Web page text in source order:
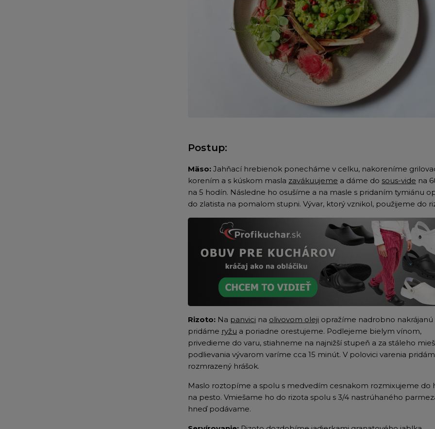
Postup:
Mäso: Jahňací hrebienok ponecháme v celku, nakoreníme
korením a s kúskom masla zavákuujeme a dáme do sous-vide na
na 5 hodín. Následne ho osušíme a na masle s pridaním tymiánu
do zlatista na pomalom stupni. Vývar, ktorý vznikol, použijeme do
Rizoto: Na panvici na olivovom oleji opražíme nadrobno nakrájanú
pridáme ryžu a poriadne orestujeme. Podlejeme bielym vínom,
privedieme do varu, stiahneme na najnižší stupeň a za stáleho
podlievania vývarom varíme cca 15 minút. V polovici varenia
rozmrazený hrášok.
Maslo roztopíme a spolu s medvedím cesnakom rozmixujeme do
na pesto. Vmiešame ho do rizota spolu s 3/4 nastrúhaného
hneď podávame.